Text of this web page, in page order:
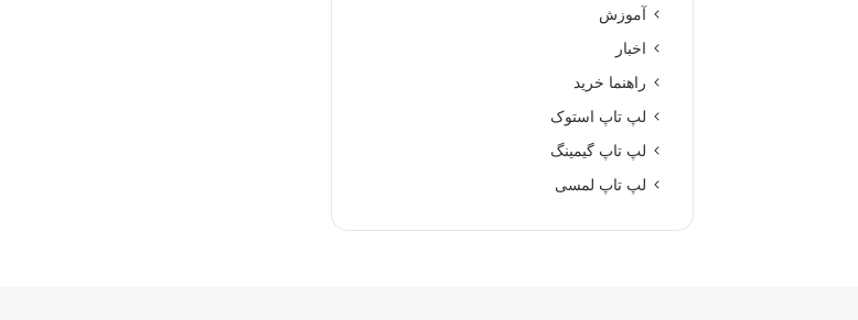
آموزش
اخبار
راهنما خرید
لپ تاپ استوک
لپ تاپ گیمینگ
لپ تاپ لمسی